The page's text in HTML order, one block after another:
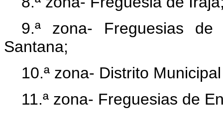
9.ª zona- Freguesias de
Santana;
10.ª zona- Distrito
11.ª zona- Freguesias de